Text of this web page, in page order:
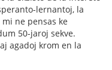
lernantoj, la
ne pensas ke
50-jaroj sekve.
agadoj krom en la